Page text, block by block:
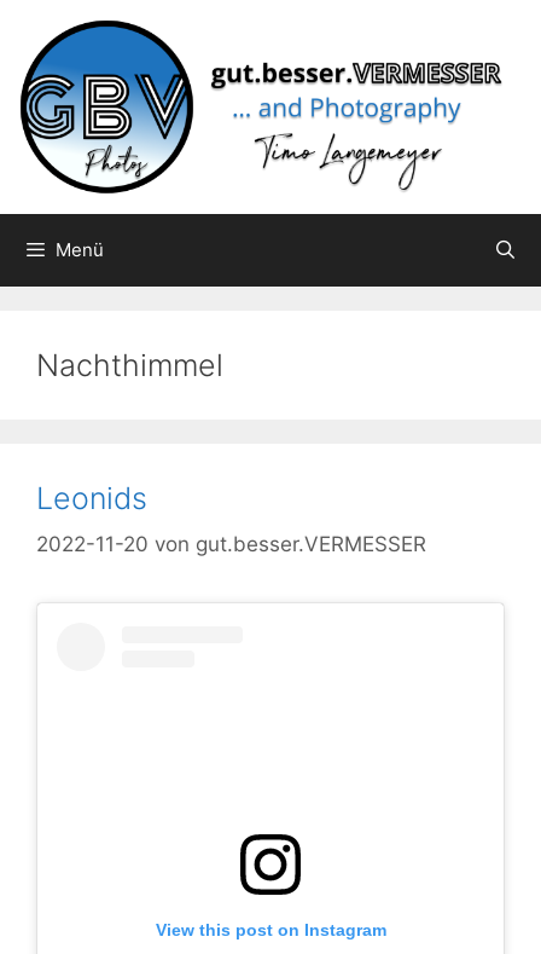
Inhalt
springen
Menü
Nachthimmel
Leonids
2022-11-20 von gut.besser.VERMESSER
View this post on Instagram